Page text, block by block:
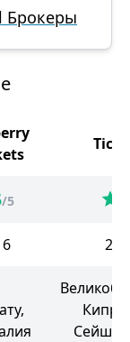
Брокеры
/5
Кипр,